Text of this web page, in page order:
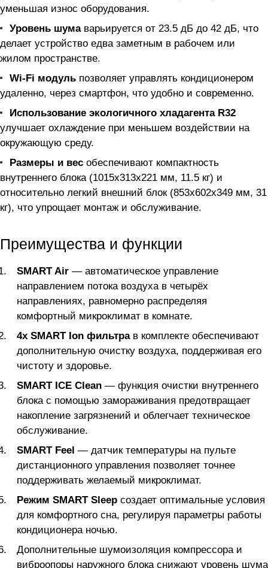
уменьшая износ оборудования.
Уровень шумаварьируется от 23.5 дБ до 42 дБ, что
делает устройство едва заметным в рабочем или
жилом пространстве.
Wi-Fi модуль позволяет управлять кондиционером
удаленно, через смартфон, что удобно и современно.
Использование экологичного хладагента R32
улучшает охлаждение при меньшем воздействии на
окружающую среду.
Размеры и вес обеспечивают компактность
внутреннего блока (1015x313x221 мм, 11.5 кг) и
относительно легкий внешний блок (853x602x349 мм, 31
кг), что упрощает монтаж и обслуживание.
Преимущества и функции
SMART Air — автоматическое управление
направлением потока воздуха в четырёх
направлениях, равномерно распределяя
комфортный микроклимат в комнате.
4х SMART Ion фильтрав комплекте обеспечивают
дополнительную очистку воздуха, поддерживая его
чистоту и здоровье.
SMART ICE Clean — функция очистки внутреннего
блока с помощью замораживания предотвращает
накопление загрязнений и облегчает техническое
обслуживание.
SMART Feel — датчик температуры на пульте
дистанционного управления позволяет точнее
поддерживать желаемый микроклимат.
Режим SMART Sleep создает оптимальные условия
для комфортного сна, регулируя параметры работы
кондиционера ночью.
Дополнительные шумоизоляция компрессора и
виброопоры наружного блока снижают уровень шума